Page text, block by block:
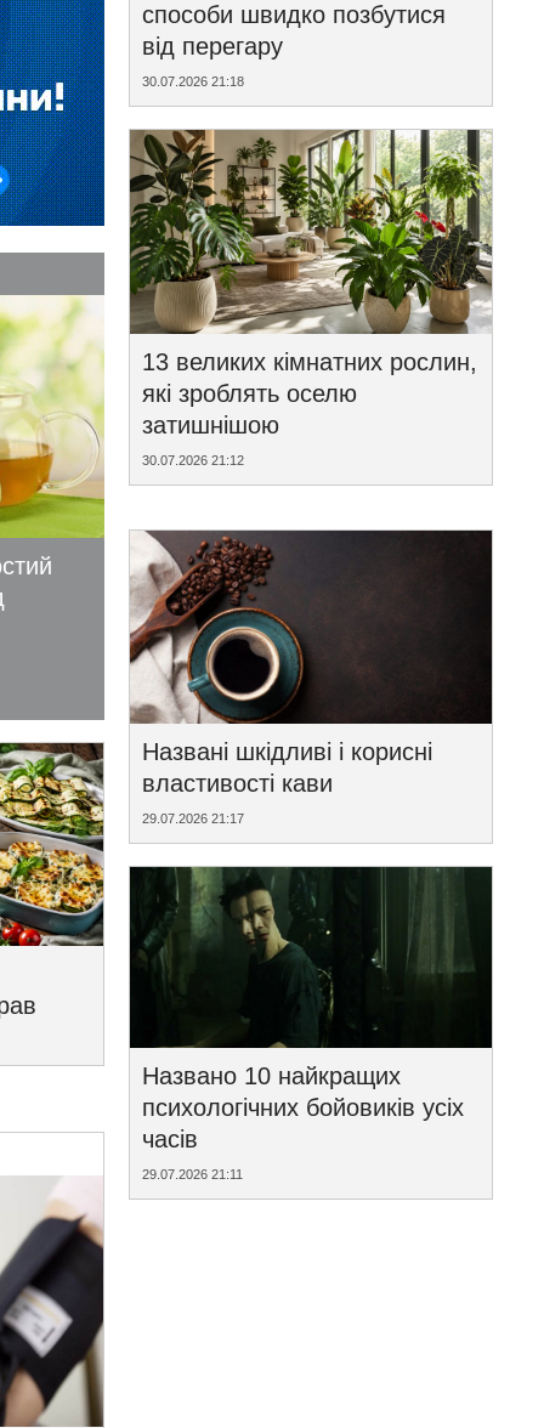
способи швидко позбутися
від перегару
30.07.2026 21:18
13 великих кімнатних рослин,
які зроблять оселю
затишнішою
30.07.2026 21:12
Названі шкідливі і корисні
властивості кави
29.07.2026 21:17
Названо 10 найкращих
психологічних бойовиків усіх
часів
29.07.2026 21:11